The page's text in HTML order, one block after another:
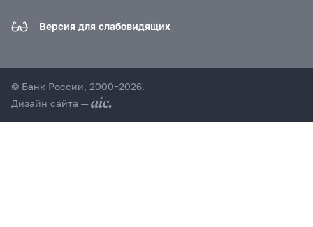
Версия для слабовидящих
© Банк России, 2000–2026.
Дизайн сайта —